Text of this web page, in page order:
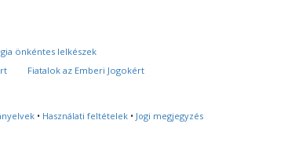
önkéntes lelkészek
Fiatalok az Emberi Jogokért
• Használati feltételek • Jogi megjegyzés